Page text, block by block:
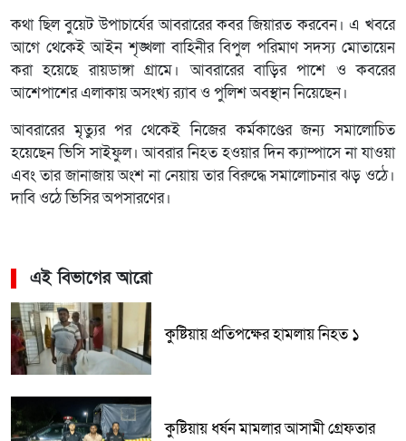
কথা ছিল বুয়েট উপাচার্যের আবরারের কবর জিয়ারত করবেন। এ খবরে
আগে থেকেই আইন শৃঙ্খলা বাহিনীর বিপুল পরিমাণ সদস্য মোতায়েন
করা হয়েছে রায়ডাঙ্গা গ্রামে। আবরারের বাড়ির পাশে ও কবরের
আশেপাশের এলাকায় অসংখ্য র‌্যাব ও পুলিশ অবস্থান নিয়েছেন।
আবরারের মৃত্যুর পর থেকেই নিজের কর্মকাণ্ডের জন্য সমালোচিত
হয়েছেন ভিসি সাইফুল। আবরার নিহত হওয়ার দিন ক্যাম্পাসে না যাওয়া
এবং তার জানাজায় অংশ না নেয়ায় তার বিরুদ্ধে সমালোচনার ঝড় ওঠে।
দাবি ওঠে ভিসির অপসারণের।
এই বিভাগের আরো
কুষ্টিয়ায় প্রতিপক্ষের হামলায় নিহত ১
কুষ্টিয়ায় ধর্ষন মামলার আসামী গ্রেফতার